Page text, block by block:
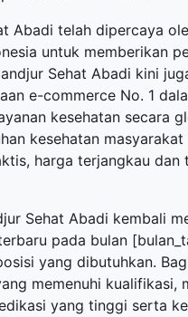
Abadi telah dipercaya
untuk memberikan
Sehat Abadi kini
e-commerce No. 1
kesehatan secara
kesehatan masyarakat
harga terjangkau dan
Sehat Abadi kembali
pada bulan
yang dibutuhkan.
memenuhi kualifikasi,
yang tinggi serta